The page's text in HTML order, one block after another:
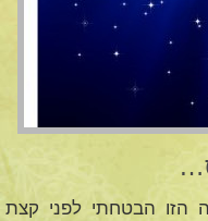
הזו הבטחתי לפני קצת